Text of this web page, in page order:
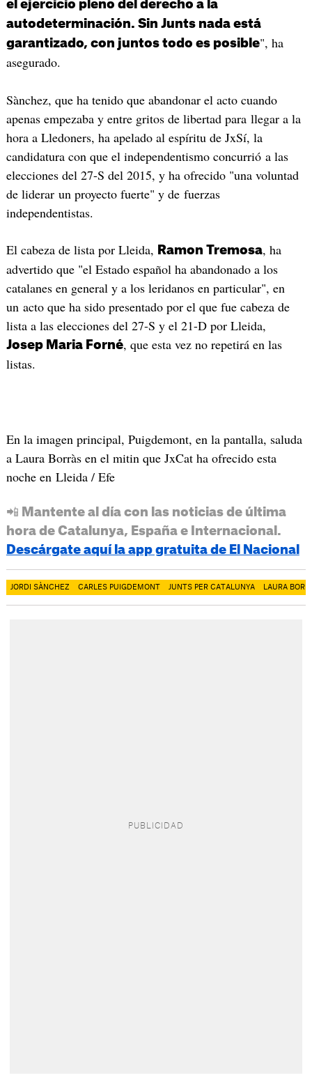
el ejercicio pleno del derecho a la
autodeterminación. Sin Junts nada está
garantizado, con juntos todo es posible", ha
asegurado.
Sànchez, que ha tenido que abandonar el acto cuando
apenas empezaba y entre gritos de libertad para llegar a la
hora a Lledoners, ha apelado al espíritu de JxSí, la
candidatura con que el independentismo concurrió a las
elecciones del 27-S del 2015, y ha ofrecido "una voluntad
de liderar un proyecto fuerte" y de fuerzas
independentistas.
El cabeza de lista por Lleida, Ramon Tremosa, ha
advertido que "el Estado español ha abandonado a los
catalanes en general y a los leridanos en particular", en
un acto que ha sido presentado por el que fue cabeza de
lista a las elecciones del 27-S y el 21-D por Lleida,
Josep Maria Forné, que esta vez no repetirá en las
listas.
En la imagen principal, Puigdemont, en la pantalla, saluda
a Laura Borràs en el mitin que JxCat ha ofrecido esta
noche en Lleida / Efe
📲 Mantente al día con las noticias de última
hora de Catalunya, España e Internacional.
Descárgate aquí la app gratuita de El Nacional
JORDI SÀNCHEZ CARLES PUIGDEMONT JUNTS PER CATALUNYA LAURA